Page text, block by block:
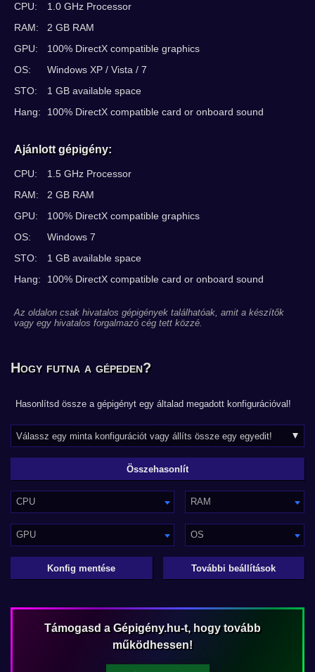
CPU:
1.0 GHz Processor
RAM:
2 GB RAM
GPU:
100% DirectX compatible graphics
OS:
Windows XP / Vista / 7
STO:
1 GB available space
Hang:
100% DirectX compatible card or onboard sound
Ajánlott gépigény:
CPU:
1.5 GHz Processor
RAM:
2 GB RAM
GPU:
100% DirectX compatible graphics
OS:
Windows 7
STO:
1 GB available space
Hang:
100% DirectX compatible card or onboard sound
Az oldalon csak hivatalos gépigények találhatóak, amit a készítők
vagy egy hivatalos forgalmazó cég tett közzé.
Hogy futna a gépeden?
Hasonlítsd össze a gépigényt egy általad megadott konfigurációval!
CPU RAM
GPU OS
Konfig mentése További beállítások
Támogasd a Gépigény.hu-t, hogy tovább
működhessen!